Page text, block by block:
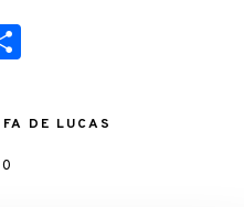
DE LUCAS
0